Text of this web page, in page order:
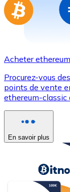
Acheter
Procurez-vous
points de vente
ethereum-classic
En savoir plus